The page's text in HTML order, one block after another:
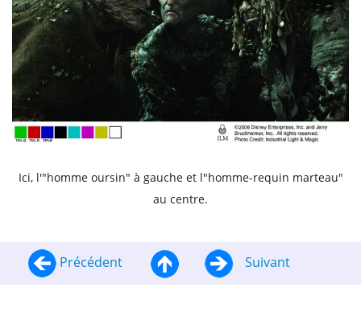
Ici, l'"homme oursin" à gauche et l"homme-requin marteau"
au centre.
Précédent Suivant